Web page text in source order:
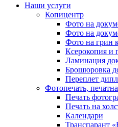
Наши услуги
Копицентр
Фото на
Фото на
Фото на грин
Ксерокопия и
Ламинация
Брошюровка
Переплет
Фотопечать,
Печать
Печать на
Календари
Транспарант